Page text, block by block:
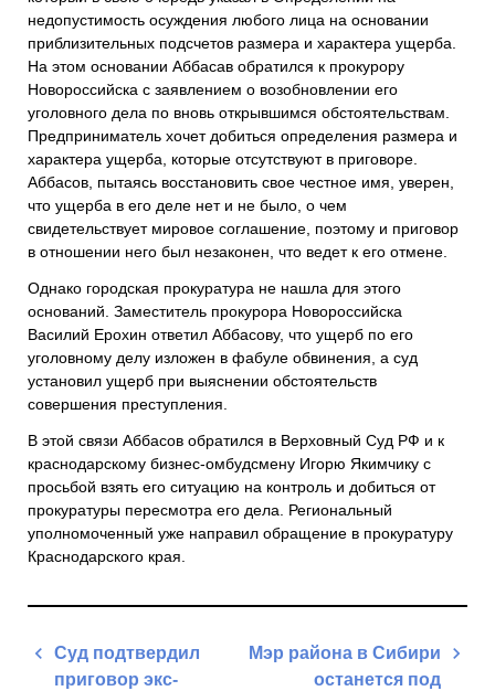
недопустимость осуждения любого лица на основании
приблизительных подсчетов размера и характера ущерба.
На этом основании Аббасав обратился к прокурору
Новороссийска с заявлением о возобновлении его
уголовного дела по вновь открывшимся обстоятельствам.
Предприниматель хочет добиться определения размера и
характера ущерба, которые отсутствуют в приговоре.
Аббасов, пытаясь восстановить свое честное имя, уверен,
что ущерба в его деле нет и не было, о чем
свидетельствует мировое соглашение, поэтому и приговор
в отношении него был незаконен, что ведет к его отмене.
Однако городская прокуратура не нашла для этого
оснований. Заместитель прокурора Новороссийска
Василий Ерохин ответил Аббасову, что ущерб по его
уголовному делу изложен в фабуле обвинения, а суд
установил ущерб при выяснении обстоятельств
совершения преступления.
В этой связи Аббасов обратился в Верховный Суд РФ и к
краснодарскому бизнес-омбудсмену Игорю Якимчику с
просьбой взять его ситуацию на контроль и добиться от
прокуратуры пересмотра его дела. Региональный
уполномоченный уже направил обращение в прокуратуру
Краснодарского края.
Навигация
Суд подтвердил
приговор экс-
Мэр района в Сибири
останется под